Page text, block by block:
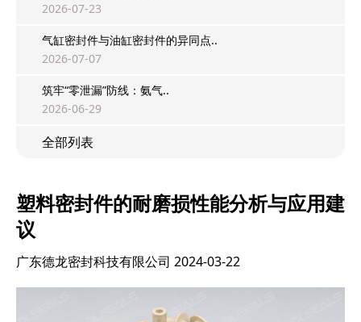
2026-07-23
气缸密封件与油缸密封件的异同点..
2026-07-07
筑牢“零泄漏”防线：氨气..
2026-06-29
全部列表
塑料密封件的耐磨损性能分析与应用建
议
广东德龙密封科技有限公司 2024-03-22